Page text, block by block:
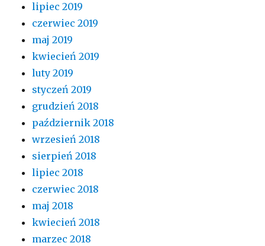
lipiec 2019
czerwiec 2019
maj 2019
kwiecień 2019
luty 2019
styczeń 2019
grudzień 2018
październik 2018
wrzesień 2018
sierpień 2018
lipiec 2018
czerwiec 2018
maj 2018
kwiecień 2018
marzec 2018